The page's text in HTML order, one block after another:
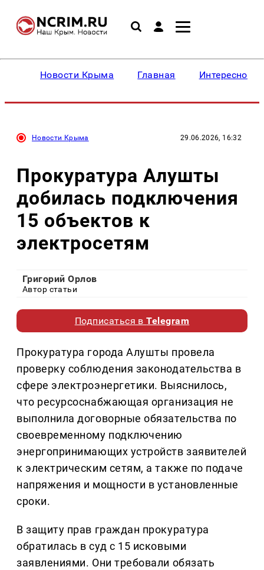
Новости Крыма Главная Интересное
Новости Крыма 29.06.2026, 16:32
Прокуратура Алушты
добилась подключения
15 объектов к
электросетям
Григорий Орлов
Автор статьи
Подписаться вTelegram
Прокуратура города Алушты провела
проверку соблюдения законодательства в
сфере электроэнергетики. Выяснилось,
что ресурсоснабжающая организация не
выполнила договорные обязательства по
своевременному подключению
энергопринимающих устройств заявителей
к электрическим сетям, а также по подаче
напряжения и мощности в установленные
сроки.
В защиту прав граждан прокуратура
обратилась в суд с 15 исковыми
заявлениями. Они требовали обязать